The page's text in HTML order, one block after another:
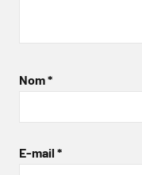
Nom*
E-mail *